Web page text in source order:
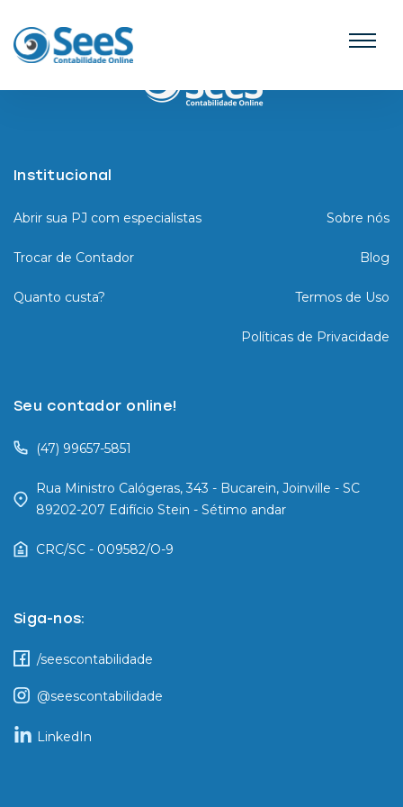
Institucional
Abrir sua PJ com especialistas
Trocar de Contador
Quanto custa?
Sobre nós
Blog
Termos de Uso
Políticas de Privacidade
Seu contador online!
(47) 99657-5851
Rua Ministro Calógeras, 343 - Bucarein, Joinville - SC
89202-207 Edifício Stein - Sétimo andar
CRC/SC - 009582/O-9
Siga-nos:
/seescontabilidade
@seescontabilidade
LinkedIn